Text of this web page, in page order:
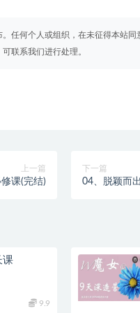
任何个人或组织，在未征得本站
联系我们进行处理。
上一篇
课(完结)
下一篇
04、脱颖而
课
9.9